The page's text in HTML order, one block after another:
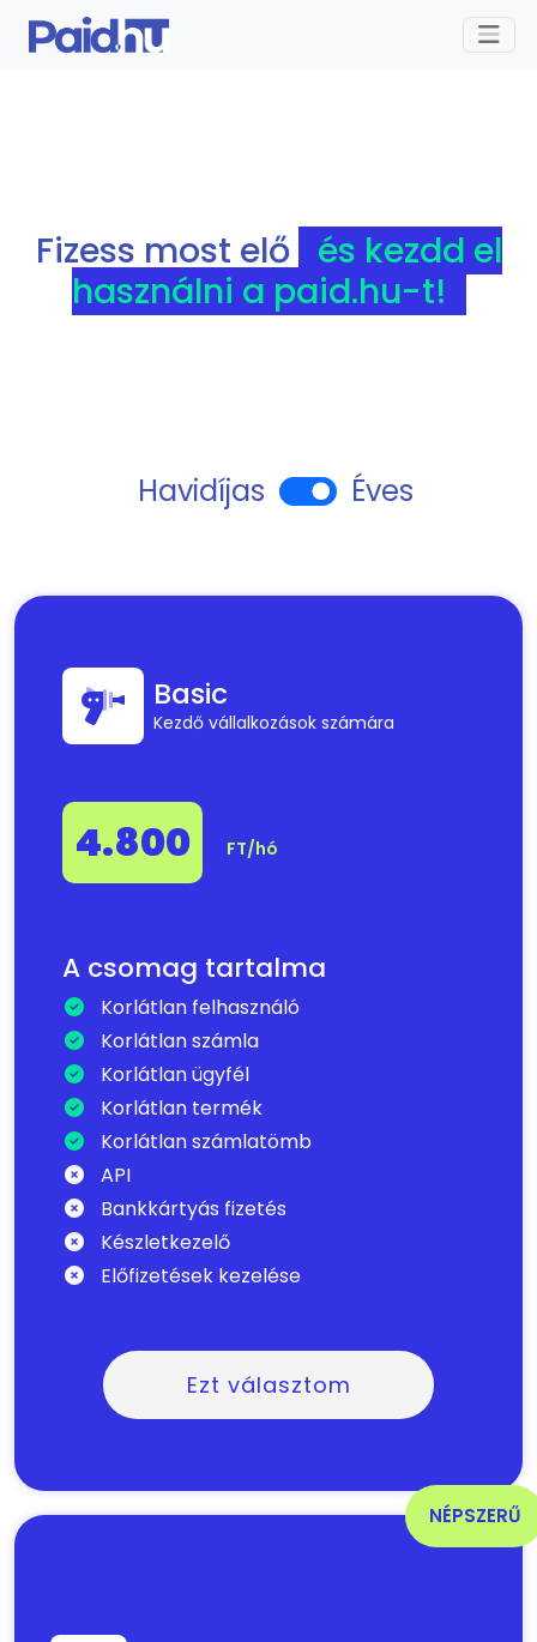
Fizess most elő és kezdd el
használni a paid.hu-t!
Basic
Kezdő vállalkozások számára
4.800 FT/hó
A csomag tartalma
Korlátlan felhasználó
Korlátlan számla
Korlátlan ügyfél
Korlátlan termék
Korlátlan számlatömb
API
Bankkártyás fizetés
Készletkezelő
Előfizetések kezelése
Ezt választom
NÉPSZERŰ